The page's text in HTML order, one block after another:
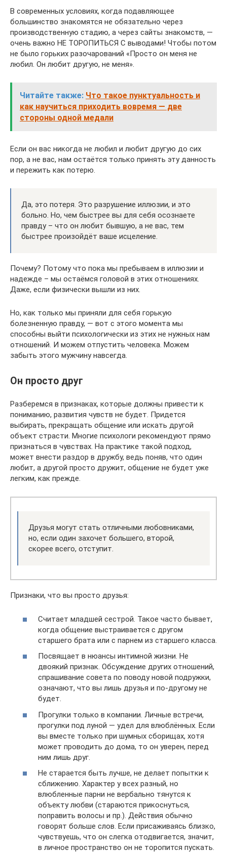
В современных условиях, когда подавляющее
большинство знакомятся не обязательно через
производственную стадию, а через сайты знакомств, —
очень важно НЕ ТОРОПИТЬСЯ С выводами! Чтобы потом
не было горьких разочарований «Просто он меня не
любил. Он любит другую, не меня».
Читайте также: Что такое пунктуальность и
как научиться приходить вовремя — две
стороны одной медали
Если он вас никогда не любил и любит другую до сих
пор, а не вас, нам остаётся только принять эту данность
и пережить как потерю.
Да, это потеря. Это разрушение иллюзии, и это
больно. Но, чем быстрее вы для себя осознаете
правду – что он любит бывшую, а не вас, тем
быстрее произойдёт ваше исцеление.
Почему? Потому что пока мы пребываем в иллюзии и
надежде – мы остаёмся головой в этих отношениях.
Даже, если физически вышли из них.
Но, как только мы приняли для себя горькую
болезненную правду, — вот с этого момента мы
способны выйти психологически из этих не нужных нам
отношений. И можем отпустить человека. Можем
забыть этого мужчину навсегда.
Он просто друг
Разберемся в признаках, которые должны привести к
пониманию, развития чувств не будет. Придется
выбирать, прекращать общение или искать другой
объект страсти. Многие психологи рекомендуют прямо
признаться в чувствах. На практике такой подход,
может внести раздор в дружбу, ведь поняв, что один
любит, а другой просто дружит, общение не будет уже
легким, как прежде.
Друзья могут стать отличными любовниками,
но, если один захочет большего, второй,
скорее всего, отступит.
Признаки, что вы просто друзья:
Считает младшей сестрой. Такое часто бывает,
когда общение выстраивается с другом
старшего брата или с парнем из старшего класса.
Посвящает в нюансы интимной жизни. Не
двоякий признак. Обсуждение других отношений,
спрашивание совета по поводу новой подружки,
означают, что вы лишь друзья и по-другому не
будет.
Прогулки только в компании. Личные встречи,
прогулки под луной — удел для влюблённых. Если
вы вместе только при шумных сборищах, хотя
может проводить до дома, то он уверен, перед
ним лишь друг.
Не старается быть лучше, не делает попытки к
сближению. Характер у всех разный, но
влюбленные парни не вербально тянутся к
объекту любви (стараются прикоснуться,
поправить волосы и пр.). Действия обычно
говорят больше слов. Если присаживаясь близко,
чувствуешь, что он слегка отодвигается, значит,
в личное пространство он не торопится пускать.